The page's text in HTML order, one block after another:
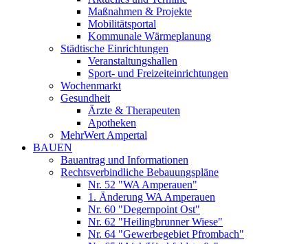
Maßnahmen & Projekte
Mobilitätsportal
Kommunale Wärmeplanung
Städtische Einrichtungen
Veranstaltungshallen
Sport- und Freizeiteinrichtungen
Wochenmarkt
Gesundheit
Ärzte & Therapeuten
Apotheken
MehrWert Ampertal
BAUEN
Bauantrag und Informationen
Rechtsverbindliche Bebauungspläne
Nr. 52 "WA Amperauen"
1. Änderung WA Amperauen
Nr. 60 "Degernpoint Ost"
Nr. 62 "Heilingbrunner Wiese"
Nr. 64 "Gewerbegebiet Pfrombach"